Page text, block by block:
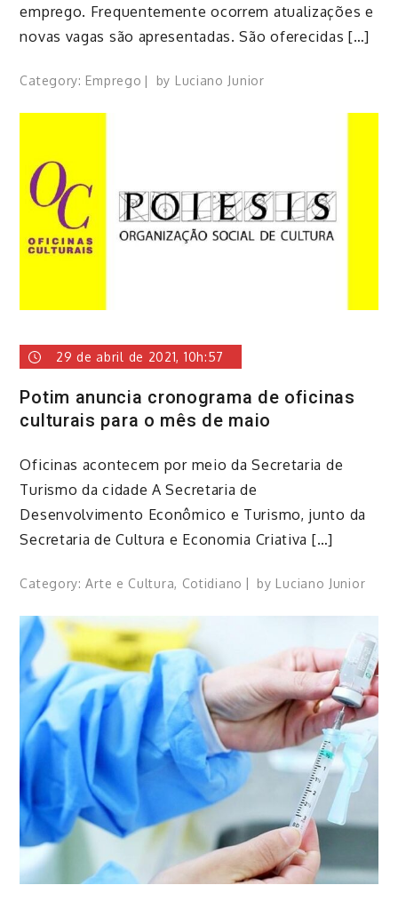
emprego. Frequentemente ocorrem atualizações e
novas vagas são apresentadas. São oferecidas […]
Category: Emprego by Luciano Junior
29 de abril de 2021, 10h:57
Potim anuncia cronograma de oficinas
culturais para o mês de maio
Oficinas acontecem por meio da Secretaria de
Turismo da cidade A Secretaria de
Desenvolvimento Econômico e Turismo, junto da
Secretaria de Cultura e Economia Criativa […]
Category:Arte e Cultura, Cotidiano by Luciano Junior